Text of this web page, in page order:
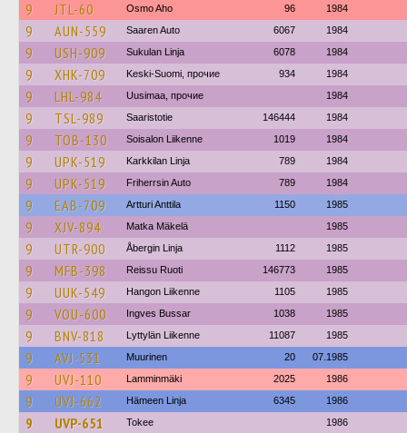
9 JTL-60 Osmo Aho 96 1984
9 AUN-559 Saaren Auto 6067 1984
9 USH-909 Sukulan Linja 6078 1984
9 XHK-709 Keski-Suomi, прочие 934 1984
9 LHL-984 Uusimaa, прочие 1984
9 TSL-989 Saaristotie 146444 1984
9 TOB-130 Soisalon Liikenne 1019 1984
9 UPK-519 Karkkilan Linja 789 1984
9 UPK-519 Friherrsin Auto 789 1984
9 EAB-709 Artturi Anttila 1150 1985
9 XJV-894 Matka Mäkelä 1985
9 UTR-900 Åbergin Linja 1112 1985
9 MFB-398 Reissu Ruoti 146773 1985
9 UUK-549 Hangon Liikenne 1105 1985
9 VOU-600 Ingves Bussar 1038 1985
9 BNV-818 Lyttylän Liikenne 11087 1985
9 AVJ-531 Muurinen 20 07.1985
9 UVJ-110 Lamminmäki 2025 1986
9 UVJ-662 Hämeen Linja 6345 1986
9 UVP-651 Tokee 1986